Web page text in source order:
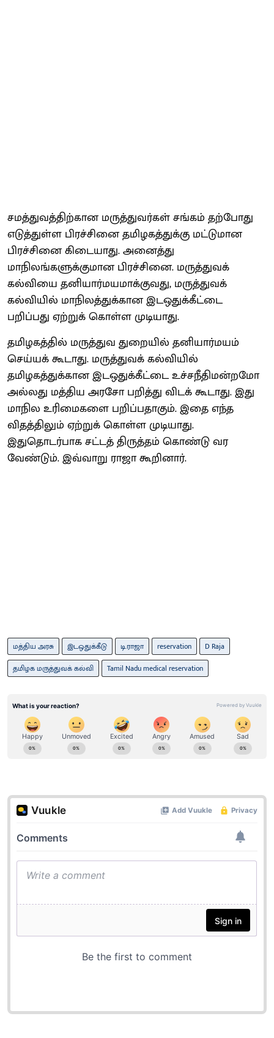
சமத்துவத்திற்கான மருத்துவர்கள் சங்கம் தற்போது
எடுத்துள்ள பிரச்சினை தமிழகத்துக்கு மட்டுமான
பிரச்சினை கிடையாது. அனைத்து
மாநிலங்களுக்குமான பிரச்சினை. மருத்துவக்
கல்வியை தனியார்மயமாக்குவது, மருத்துவக்
கல்வியில் மாநிலத்துக்கான இடஒதுக்கீட்டை
பறிப்பது ஏற்றுக் கொள்ள முடியாது.
தமிழகத்தில் மருத்துவ துறையில் தனியார்மயம்
செய்யக் கூடாது. மருத்துவக் கல்வியில்
தமிழகத்துக்கான இடஒதுக்கீட்டை உச்சநீதிமன்றமோ
அல்லது மத்திய அரசோ பறித்து விடக் கூடாது. இது
மாநில உரிமைகளை பறிப்பதாகும். இதை எந்த
விதத்திலும் ஏற்றுக் கொள்ள முடியாது.
இதுதொடர்பாக சட்டத் திருத்தம் கொண்டு வர
வேண்டும். இவ்வாறு ராஜா கூறினார்.
மத்திய அரசு இடஒதுக்கீடு டி.ராஜா reservation
D Raja
தமிழக மருத்துவக் கல்வி
Tamil Nadu medical reservation